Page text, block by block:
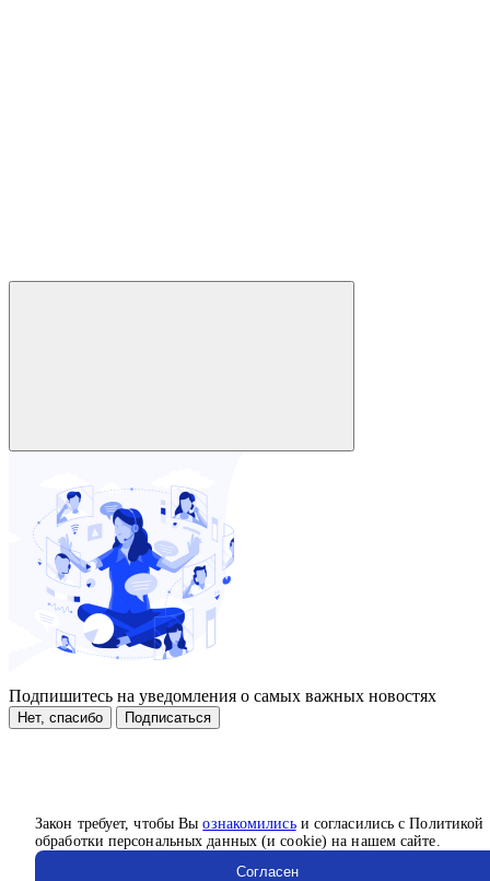
Закон требует, чтобы Выознакомилисьи согласились с Политикой
обработки персональных данных (и cookie) на нашем сайте.
Согласен
Подпишитесь на уведомления о самых важных новостях
Нет, спасибо Подписаться